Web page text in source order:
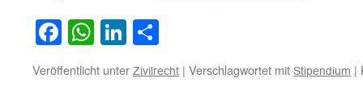
Facebook
WhatsApp
LinkedIn
Veröffentlicht unter Zivilrecht | Verschlagwortet mit Stipendium |